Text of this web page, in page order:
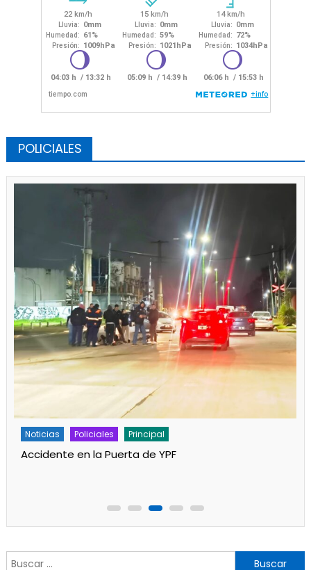
POLICIALES
Noticias Policiales Principal
Accidente en la Puerta de YPF
Buscar: